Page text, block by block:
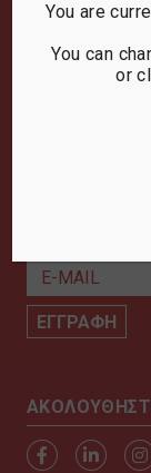
ΝΕΑ &
You are
You can
or